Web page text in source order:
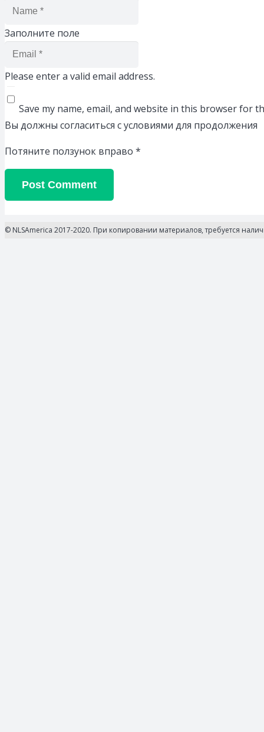
Заполните поле
Please enter a valid email address.
Save my name, email, and website in this browser for
Вы должны согласиться с условиями для продолжения
Потяните ползунок вправо *
Post Comment
© NLSAmerica 2017-2020. При копировании материалов, требуется